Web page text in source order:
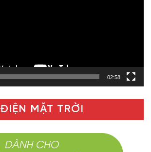
02:58
ĐIỆN MẶT TRỜI